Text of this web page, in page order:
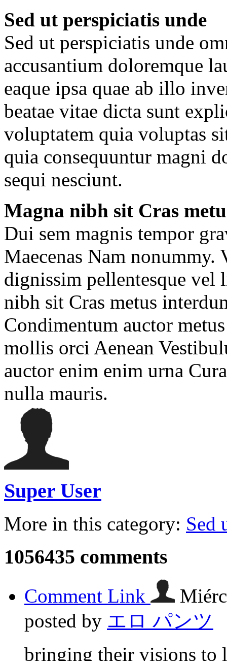
Sed ut perspiciatis unde
Sed ut perspiciatis unde
accusantium doloremque
eaque ipsa quae ab illo
beatae vitae dicta sunt
voluptatem quia voluptas
quia consequuntur magni
sequi nesciunt.
Magna nibh sit Cras
Dui sem magnis tempor
Maecenas Nam
dignissim pellentesque vel
nibh sit Cras metus
Condimentum auctor
mollis orci Aenean
auctor enim enim urna
nulla mauris.
Super User
More in this category: Sed
1056435 comments
Comment Link
posted by エロ パンツ
bringing their visions to